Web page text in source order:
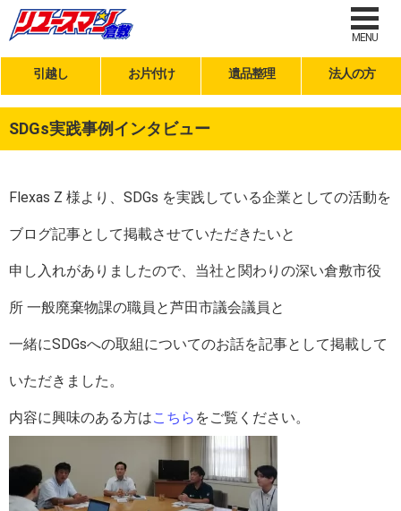
MENU
引越し お片付け 遺品整理 法人の方
SDGs実践事例インタビュー
Flexas Z 様より、SDGs を実践している企業としての活動を
ブログ記事として掲載させていただきたいと
申し入れがありましたので、当社と関わりの深い倉敷市役
所 一般廃棄物課の職員と芦田市議会議員と
一緒にSDGsへの取組についてのお話を記事として掲載して
いただきました。
内容に興味のある方はこちら をご覧ください。